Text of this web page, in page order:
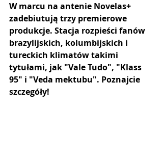
W marcu na antenie Novelas+
zadebiutują trzy premierowe
produkcje. Stacja rozpieści fanów
brazylijskich, kolumbijskich i
tureckich klimatów takimi
tytułami, jak "Vale Tudo", "Klass
95" i "Veda mektubu". Poznajcie
szczegóły!